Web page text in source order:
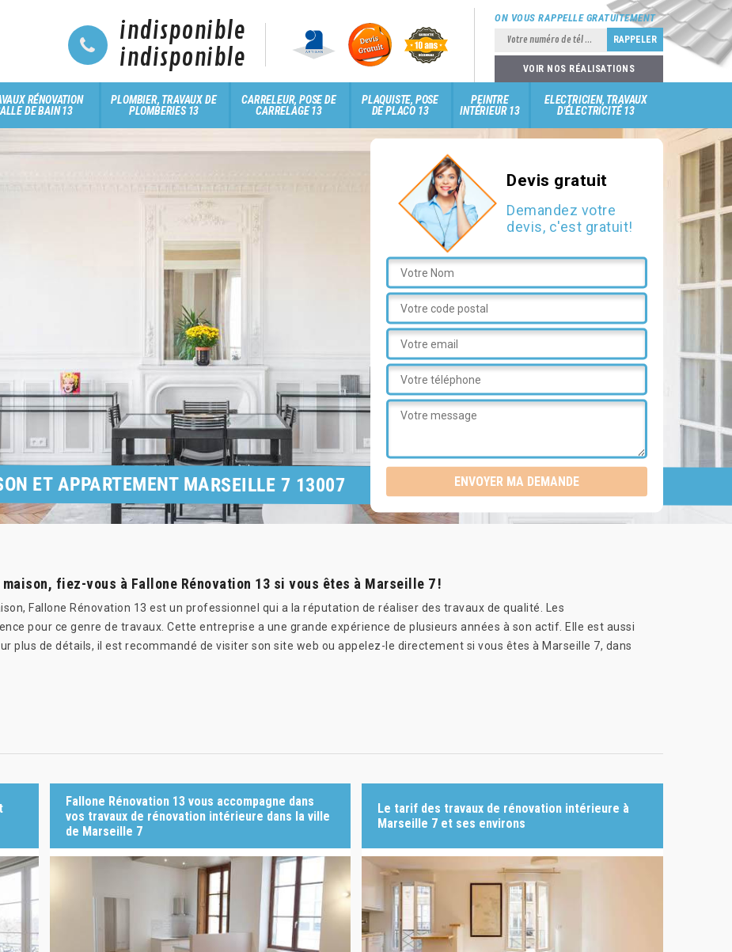
indisponible
indisponible
ON VOUS RAPPELLE GRATUITEMENT
VOIR NOS RÉALISATIONS
RÉNOVATION
DE BAIN 13
PLOMBIER, TRAVAUX DE
PLOMBERIES 13
CARRELEUR, POSE DE
CARRELAGE 13
PLAQUISTE, POSE
DE PLACO 13
PEINTRE
INTÉRIEUR 13
ELECTRICIEN, TRAVAUX
D'ÉLECTRICITÉ 13
Devis gratuit
Demandez votre
devis, c'est gratuit!
ET APPARTEMENT MARSEILLE 7 13007
fiez-vous à Fallone Rénovation 13 si vous êtes à Marseille 7 !
Fallone Rénovation 13 est un professionnel qui a la réputation de réaliser des travaux de qualité. Les
pour ce genre de travaux. Cette entreprise a une grande expérience de plusieurs années à son actif. Elle est aussi
plus de détails, il est recommandé de visiter son site web ou appelez-le directement si vous êtes à Marseille 7, dans
Fallone Rénovation 13 vous accompagne dans
vos travaux de rénovation intérieure dans la ville
de Marseille 7
Le tarif des travaux de rénovation intérieure à
Marseille 7 et ses environs